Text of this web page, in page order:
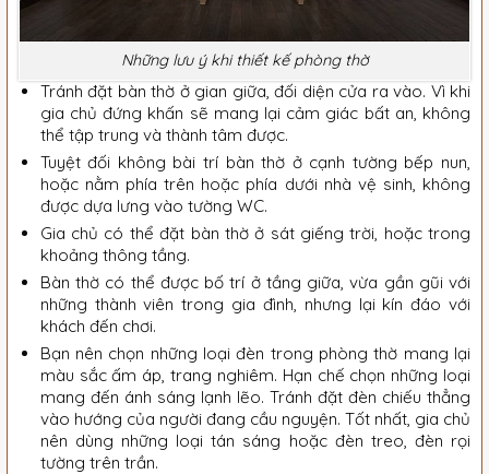
Những lưu ý khi thiết kế phòng thờ
Tránh đặt bàn thờ ở gian giữa, đối diện cửa ra vào. Vì khi
gia chủ đứng khấn sẽ mang lại cảm giác bất an, không
thể tập trung và thành tâm được.
Tuyệt đối không bài trí bàn thờ ở cạnh tường bếp nun,
hoặc nằm phía trên hoặc phía dưới nhà vệ sinh, không
được dựa lưng vào tường WC.
Gia chủ có thể đặt bàn thờ ở sát giếng trời, hoặc trong
khoảng thông tầng.
Bàn thờ có thể được bố trí ở tầng giữa, vừa gần gũi với
những thành viên trong gia đình, nhưng lại kín đáo với
khách đến chơi.
Bạn nên chọn những loại đèn trong phòng thờ mang lại
màu sắc ấm áp, trang nghiêm. Hạn chế chọn những loại
mang đến ánh sáng lạnh lẽo. Tránh đặt đèn chiếu thẳng
vào hướng của người đang cầu nguyện. Tốt nhất, gia chủ
nên dùng những loại tán sáng hoặc đèn treo, đèn rọi
tường trên trần.